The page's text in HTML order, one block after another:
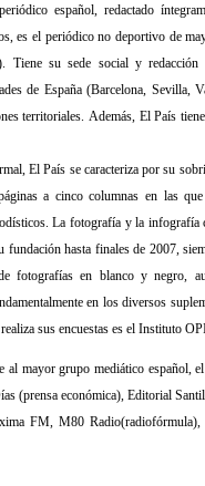
español, redactado
es el periódico no deportivo de
Tiene su sede social y redacción
de España (Barcelona, Sevilla,
territoriales. Además, El País
El País se caracteriza por su
a cinco columnas en las
La fotografía y la
fundación hasta finales de 2007,
fotografías en blanco y negro,
en los diversos
sus encuestas es el Instituto
al mayor grupo mediático español,
(prensa económica), Editorial
FM, M80